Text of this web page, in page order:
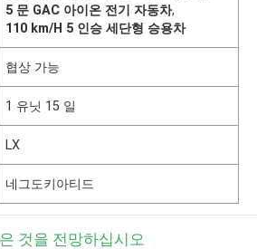
5 문 GAC 아이온 전기 자동차,
110 km/H 5 인승 세단형 승용차
협상 가능
1 유닛 15 일
LX
네그도키아티드
것을 전망하십시오